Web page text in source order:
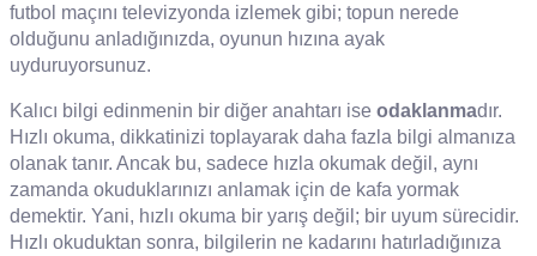
futbol maçını televizyonda izlemek gibi; topun nerede
olduğunu anladığınızda, oyunun hızına ayak
uyduruyorsunuz.
Kalıcı bilgi edinmenin bir diğer anahtarı ise odaklanmadır.
Hızlı okuma, dikkatinizi toplayarak daha fazla bilgi almanıza
olanak tanır. Ancak bu, sadece hızla okumak değil, aynı
zamanda okuduklarınızı anlamak için de kafa yormak
demektir. Yani, hızlı okuma bir yarış değil; bir uyum sürecidir.
Hızlı okuduktan sonra, bilgilerin ne kadarını hatırladığınıza